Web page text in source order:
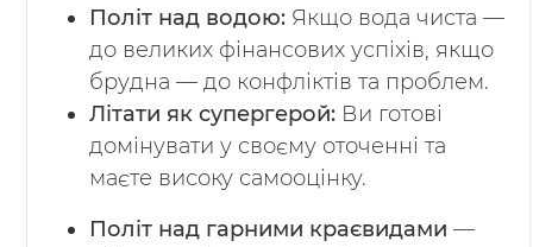
Політ над водою: Якщо вода чиста —
до великих фінансових успіхів, якщо
брудна — до конфліктів та проблем.
Літати як супергерой: Ви готові
домінувати у своєму оточенні та
маєте високу самооцінку.
Політ над гарними краєвидами —